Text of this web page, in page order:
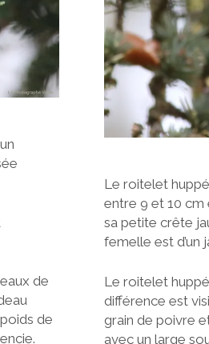
de
de
Le roitelet
entre 9 et 10 cm
sa petite crête
femelle est d’un
Le roitelet
différence est
grain de poivre
avec un large